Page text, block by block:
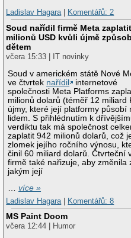
Ladislav Hagara| Komentářů: 2
Soud nařídil firmě Meta
milionů USD kvůli újmě
dětem
včera 15:33 | IT novinky
Soud v americkém státě Nové
ve čtvrtek nařídil
internetové
společnosti Meta Platforms
milionů dolarů (téměř 12 miliard
újmy, které její platformy působí
lidem. S přihlédnutím k
verdiktu tak má společnost
zaplatit 942 milionů dolarů, což
zlomek jejího ročního výnosu,
činil 60 miliard dolarů. Čtvrteční
firmě také nařizuje, aby změnila
jakým její
…více »
Ladislav Hagara
Komentářů: 8
MS Paint Doom
včera 12:44 | Humor